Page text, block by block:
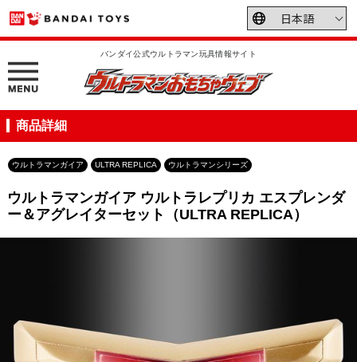
バンダイ公式ウルトラマン玩具情報サイト
商品詳細
ウルトラマンガイア ULTRA REPLICA ウルトラマンシリーズ
ウルトラマンガイア ウルトラレプリカ エスプレンダ
ー＆アグレイターセット（ULTRA REPLICA）